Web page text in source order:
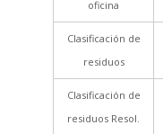
oficina
Clasificación de
residuos
Clasificación de
residuos Resol.